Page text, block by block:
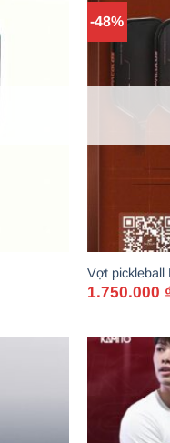
-48%
Vợt pickleball
Giá
3.350.000 ₫.
1.750.000
Giá
là:
1.750.000 ₫.